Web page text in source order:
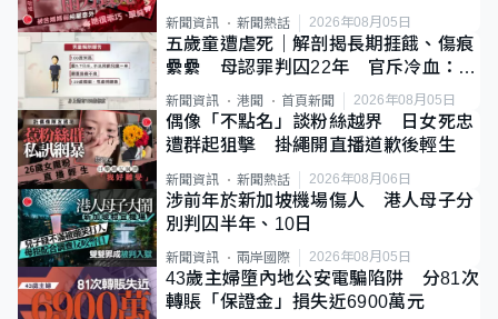
新聞資訊 新聞熱話 2026年08月05日
五歲童遭虐死｜解剖揭長期捱餓、傷痕
纍纍 母認罪判囚22年 官斥冷血：同
類案最惡劣
新聞資訊 港聞 首頁新聞 2026年08月05日
偶像「不點名」談粉絲越界 日女死忠
遭群起狙擊 掛繩開直播道歉後輕生
新聞資訊 新聞熱話 2026年08月06日
涉前年於新加坡機場傷人 港人母子分
別判囚半年、10日
新聞資訊 兩岸國際 2026年08月05日
43歲主婦墮內地公安電騙陷阱 分81次
轉賬「保證金」損失近6900萬元